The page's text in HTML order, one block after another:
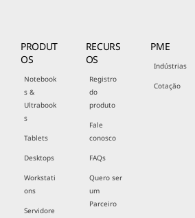
PRODUT
OS
Notebook
s &
Ultrabook
s
Tablets
Desktops
Workstati
ons
Servidore
RECURS
OS
Registro
do
produto
Fale
conosco
FAQs
Quero ser
um
Parceiro
PME
Indústrias
Cotação